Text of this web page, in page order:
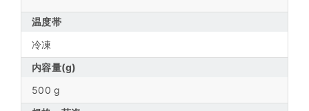
温度帯
冷凍
内容量(g)
500 g